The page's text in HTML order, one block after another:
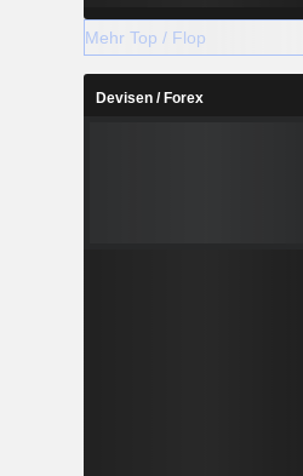
Mehr Top / Flop
Devisen / Forex